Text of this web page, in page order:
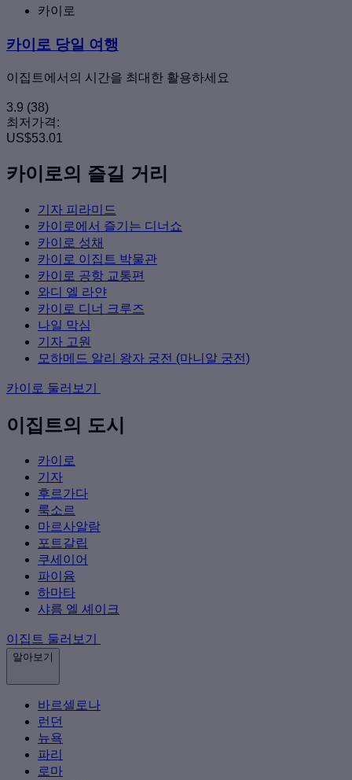
카이로
카이로 당일 여행
이집트에서의 시간을 최대한 활용하세요
3.9 (38)
최저가격:
US$53.01
카이로의 즐길 거리
기자 피라미드
카이로에서 즐기는 디너쇼
카이로 성채
카이로 이집트 박물관
카이로 공항 교통편
와디 엘 라얀
카이로 디너 크루즈
나일 막심
기자 고원
모하메드 알리 왕자 궁전 (마니알 궁전)
카이로 둘러보기
이집트의 도시
카이로
기자
후르가다
룩소르
마르사알람
포트갈립
쿠세이어
파이윰
하마타
샤름 엘 셰이크
이집트 둘러보기
알아보기
바르셀로나
런던
뉴욕
파리
로마